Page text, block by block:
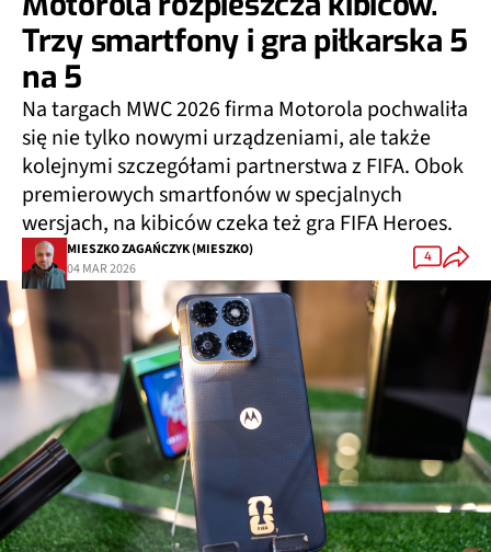
Trzy smartfony i gra piłkarska 5
na 5
Na targach MWC 2026 firma Motorola pochwaliła
się nie tylko nowymi urządzeniami, ale także
kolejnymi szczegółami partnerstwa z FIFA. Obok
premierowych smartfonów w specjalnych
wersjach, na kibiców czeka też gra FIFA Heroes.
MIESZKO ZAGAŃCZYK (MIESZKO)
04 MAR 2026
4